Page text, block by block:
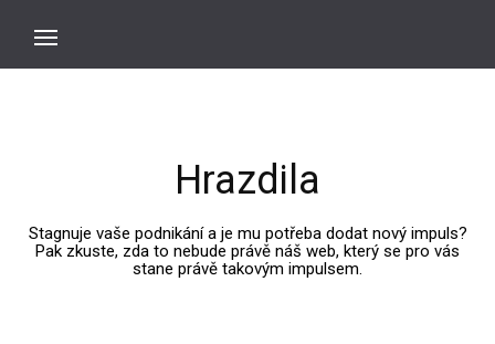
Hrazdila
Stagnuje vaše podnikání a je mu potřeba dodat nový impuls?
Pak zkuste, zda to nebude právě náš web, který se pro vás
stane právě takovým impulsem.